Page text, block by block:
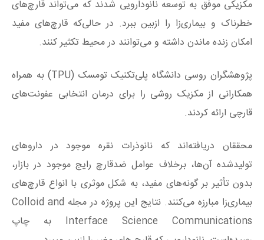
مکزیکی موفق به توسعه نانودارویی شدند که می‌تواند قارچ‌های
خطرناک و بیماری‌زا را ازبین ببرد. در حالی‌که قارچ‌های مفید
امکان زنده ماندن داشته و می‌توانند در محیط تکثیر کنند.
پژوهشگران روسی دانشگاه پلی‌تکنیک تومسک (TPU) به همراه
همکارانی از مکزیک روشی را برای درمان انتخابی عفونت‌های
قارچی ارائه کردند.
محققان دریافته‌اند که نانوذرات نقره موجود در دارو‌های
تولیدشده آن‌ها، برخلاف عوامل ضدقارچ رایج موجود در بازار،
بدون تأثیر بر گونه‌های مفید، به شکل موثری با انواع قارچ‌های
بیماری‌زا مبارزه می‌کنند. نتایج این پروژه در مجله Colloid and
Interface Science Communications به چاپ